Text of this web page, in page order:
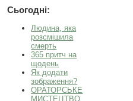
Сьогодні:
Людина, яка
розсмішила
смерть
365 притч на
щодень
Як додати
зображення?
ОРАТОРСЬКЕ
МИСТЕЦТВО